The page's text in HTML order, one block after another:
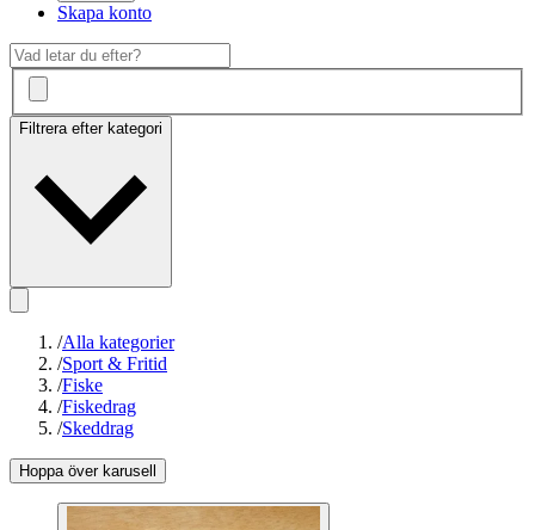
Skapa konto
Filtrera efter kategori
/Alla kategorier
/Sport & Fritid
/Fiske
/Fiskedrag
/Skeddrag
Hoppa över karusell